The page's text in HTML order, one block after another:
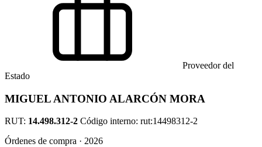
Proveedor del
Estado
MIGUEL ANTONIO ALARCÓN MORA
RUT: 14.498.312-2 Código interno: rut:14498312-2
Órdenes de compra · 2026